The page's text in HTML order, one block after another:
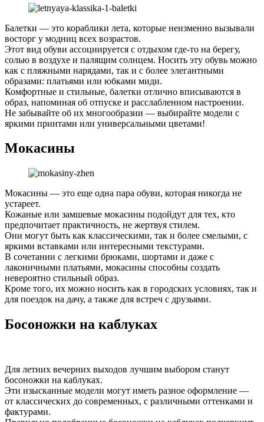
Балетки — это кораблики лета, которые неизменно вызывали
восторг у модниц всех возрастов.
Этот вид обуви ассоциируется с отдыхом где-то на берегу,
солью в воздухе и палящим солнцем. Носить эту обувь можно
как с пляжными нарядами, так и с более элегантными
образами: платьями или юбками миди.
Комфортные и стильные, балетки отлично вписываются в
образ, напоминая об отпуске и расслабленном настроении.
Не забывайте об их многообразии — выбирайте модели с
яркими принтами или универсальными цветами!
Мокасины
Мокасины — это еще одна пара обуви, которая никогда не
устареет.
Кожаные или замшевые мокасины подойдут для тех, кто
предпочитает практичность, не жертвуя стилем.
Они могут быть как классическими, так и более смелыми, с
яркими вставками или интересными текстурами.
В сочетании с легкими брюками, шортами и даже с
лаконичными платьями, мокасины способны создать
невероятно стильный образ.
Кроме того, их можно носить как в городских условиях, так и
для поездок на дачу, а также для встреч с друзьями.
Босоножки на каблуках
Для летних вечерних выходов лучшим выбором станут
босоножки на каблуках.
Эти изысканные модели могут иметь разное оформление —
от классических до современных, с различными оттенками и
фактурами.